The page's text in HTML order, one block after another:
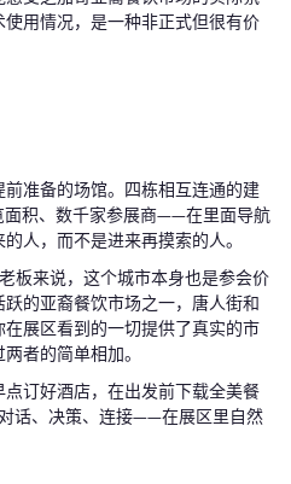
用情况，是一种非正式但很有价
准备的场馆。四栋相互连通的建
面积、数千家参展商——在里面导航
人，而不是进来再摸索的人。
板来说，这个城市本身也是参会价
的亚裔餐饮市场之一，唐人街和
展区看到的一切提供了真实的市
者的简单相加。
订好酒店，在出发前下载全美餐
话、决策、连接——在展区里自然